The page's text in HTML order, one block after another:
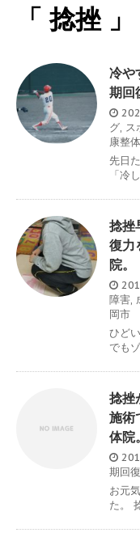
「 捻挫
冷や
期回
グ, ス
康整
先日
「冷
捻挫
復力
院。
障害,
岡市
ひど
でも
捻挫
施術
体院。
期回復
お元
た。